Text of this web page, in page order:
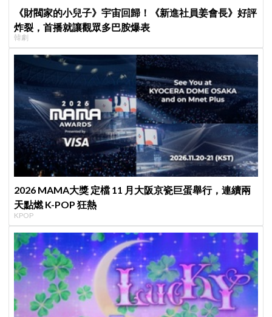
《財閥家的小兒子》宇宙回歸！《新進社員姜會長》好評
炸裂，首播就讓觀眾多巴胺爆表
韓劇
2026 MAMA大獎 定檔 11 月大阪京瓷巨蛋舉行，連續兩
天點燃 K-POP 狂熱
KPOP